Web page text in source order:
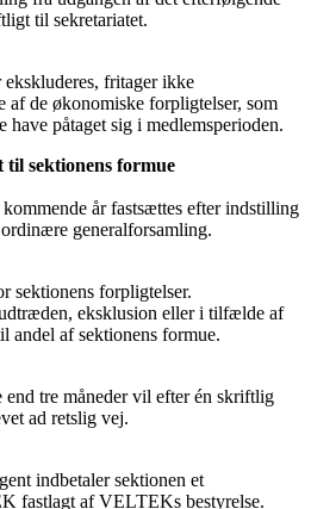
til sekretariatet.
fritager ikke
af de økonomiske forpligtelser, som
have påtaget sig i medlemsperioden.
sektionens formue
år fastsættes efter indstilling
generalforsamling.
sektionens forpligtelser.
eksklusion eller i tilfælde af
andel af sektionens formue.
end tre måneder vil efter én skriftlig
ad retslig vej.
indbetaler sektionen et
fastlagt af VELTEKs bestyrelse.